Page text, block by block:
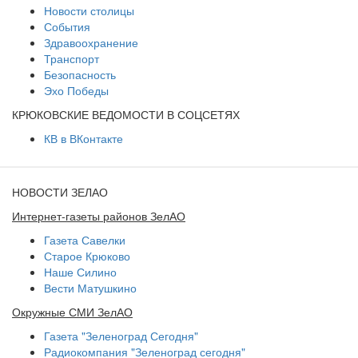
Новости столицы
События
Здравоохранение
Транспорт
Безопасность
Эхо Победы
КРЮКОВСКИЕ ВЕДОМОСТИ В СОЦСЕТЯХ
КВ в ВКонтакте
НОВОСТИ ЗЕЛАО
Интернет-газеты районов ЗелАО
Газета Савелки
Старое Крюково
Наше Силино
Вести Матушкино
Окружные СМИ ЗелАО
Газета "Зеленоград Сегодня"
Радиокомпания "Зеленоград сегодня"